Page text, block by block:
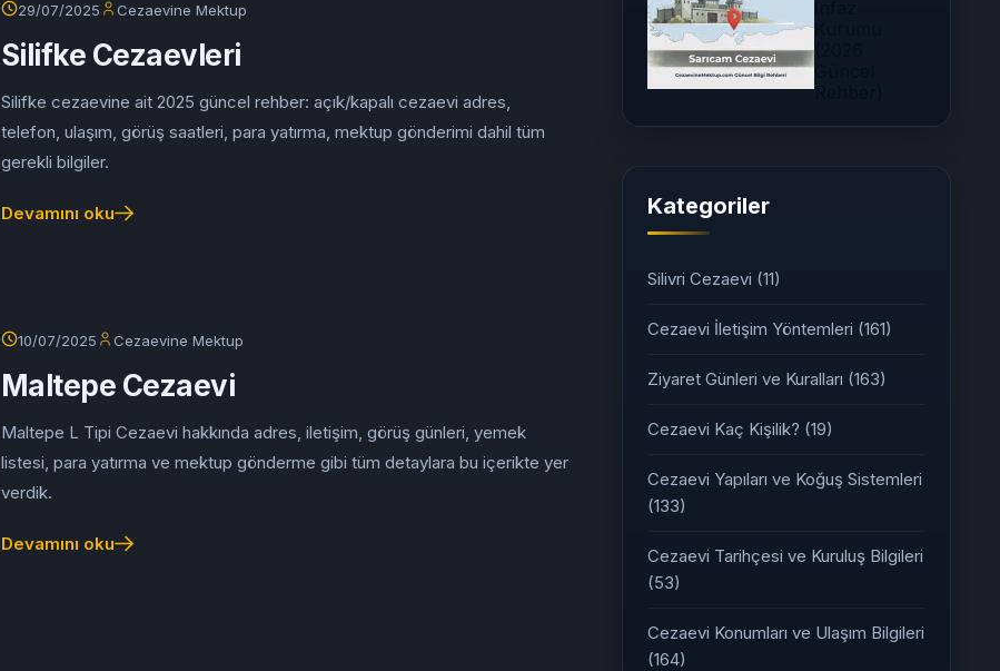
29/07/2025 Cezaevine Mektup
Silifke Cezaevleri
Silifke cezaevine ait 2025 güncel rehber: açık/kapalı cezaevi adres,
telefon, ulaşım, görüş saatleri, para yatırma, mektup gönderimi dahil tüm
gerekli bilgiler.
Devamını oku
10/07/2025 Cezaevine Mektup
Maltepe Cezaevi
Maltepe L Tipi Cezaevi hakkında adres, iletişim, görüş günleri, yemek
listesi, para yatırma ve mektup gönderme gibi tüm detaylara bu içerikte yer
verdik.
Devamını oku
Kategoriler
Silivri Cezaevi (11)
Cezaevi İletişim Yöntemleri (161)
Ziyaret Günleri ve Kuralları (163)
Cezaevi Kaç Kişilik? (19)
Cezaevi Yapıları ve Koğuş Sistemleri
(133)
Cezaevi Tarihçesi ve Kuruluş Bilgileri
(53)
Cezaevi Konumları ve Ulaşım Bilgileri
(164)